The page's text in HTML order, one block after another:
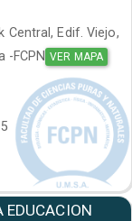
Central, Edif. Viejo,
-FCPN VER MAPA
EDUCACION